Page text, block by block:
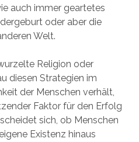
auch immer geartetes
oder aber die
Welt.
Religion oder
diesen Strategien im
der Menschen verhält,
Faktor für den Erfolg
sich, ob Menschen
Existenz hinaus